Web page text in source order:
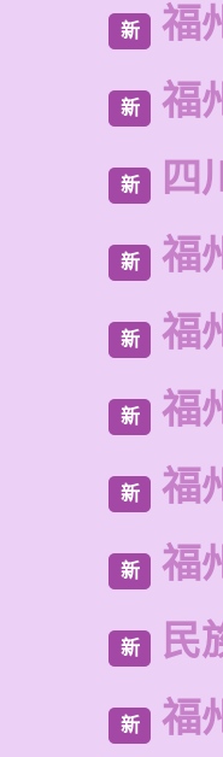
新 福
新 福
新 四
新 福
新 福
新 福
新 福
新 福
新 民
新 福